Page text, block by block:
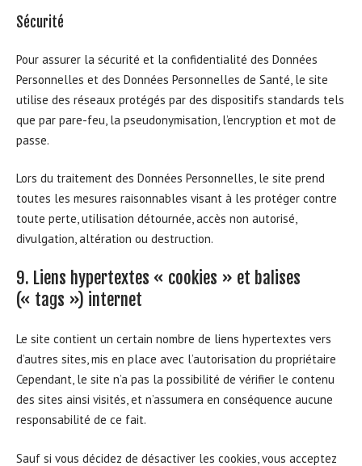
Sécurité
Pour assurer la sécurité et la confidentialité des Données
Personnelles et des Données Personnelles de Santé, le site
utilise des réseaux protégés par des dispositifs standards tels
que par pare-feu, la pseudonymisation, l’encryption et mot de
passe.
Lors du traitement des Données Personnelles, le site prend
toutes les mesures raisonnables visant à les protéger contre
toute perte, utilisation détournée, accès non autorisé,
divulgation, altération ou destruction.
9. Liens hypertextes « cookies » et balises
(« tags ») internet
Le site contient un certain nombre de liens hypertextes vers
d’autres sites, mis en place avec l’autorisation du propriétaire
Cependant, le site n’a pas la possibilité de vérifier le contenu
des sites ainsi visités, et n’assumera en conséquence aucune
responsabilité de ce fait.
Sauf si vous décidez de désactiver les cookies, vous acceptez